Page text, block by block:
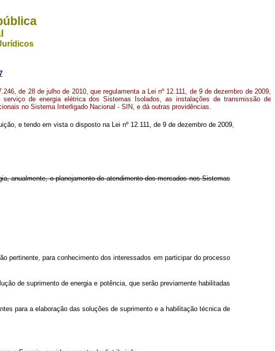
de 28 de julho de 2010, que regulamenta a Lei nº 12.111, de 9 de dezembro de 2009,
de energia elétrica dos Sistemas Isolados, as instalações de transmissão de
no Sistema Interligado Nacional - SIN, e dá outras providências.
e tendo em vista o disposto na Lei nº 12.111, de 9 de dezembro de 2009,
anualmente, o planejamento do atendimento dos mercados nos Sistemas
pertinente, para conhecimento dos interessados em participar do processo
de suprimento de energia e potência, que serão previamente habilitadas
para a elaboração das soluções de suprimento e a habilitação técnica de